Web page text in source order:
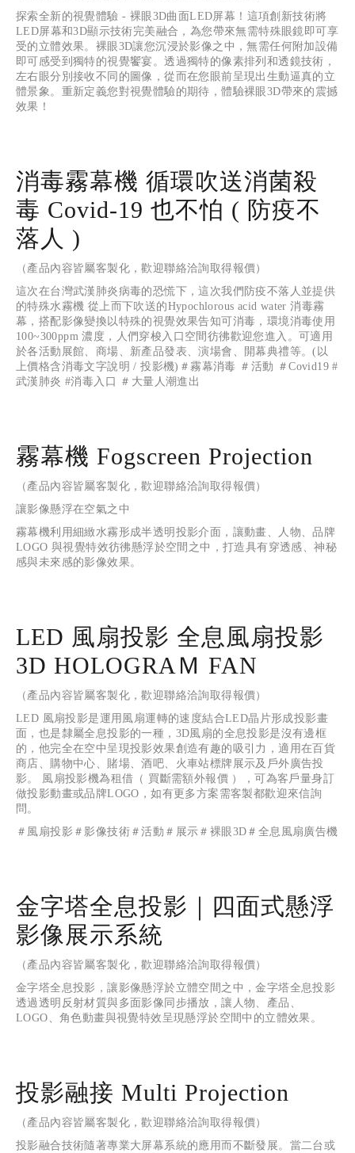
探索全新的視覺體驗 - 裸眼3D曲面LED屏幕！這項創新技術將
LED屏幕和3D顯示技術完美融合，為您帶來無需特殊眼鏡即可享
受的立體效果。裸眼3D讓您沉浸於影像之中，無需任何附加設備
即可感受到獨特的視覺饗宴。透過獨特的像素排列和透鏡技術，
左右眼分別接收不同的圖像，從而在您眼前呈現出生動逼真的立
體景象。重新定義您對視覺體驗的期待，體驗裸眼3D帶來的震撼
效果！
消毒霧幕機 循環吹送消菌殺
毒 Covid-19 也不怕 ( 防疫不
落人 )
（產品內容皆屬客製化，歡迎聯絡洽詢取得報價）
這次在台灣武漢肺炎病毒的恐慌下，這次我們防疫不落人並提供
的特殊水霧機 從上而下吹送的Hypochlorous acid water 消毒霧
幕，搭配影像變換以特殊的視覺效果告知可消毒，環境消毒使用
100~300ppm 濃度，人們穿梭入口空間彷彿歡迎您進入。可適用
於各活動展館、商場、新產品發表、演場會、開幕典禮等。(以
上價格含消毒文字說明 / 投影機)＃霧幕消毒 ＃活動 ＃Covid19 #
武漢肺炎 #消毒入口 ＃大量人潮進出
霧幕機 Fogscreen Projection
（產品內容皆屬客製化，歡迎聯絡洽詢取得報價）
讓影像懸浮在空氣之中
霧幕機利用細緻水霧形成半透明投影介面，讓動畫、人物、品牌
LOGO 與視覺特效彷彿懸浮於空間之中，打造具有穿透感、神秘
感與未來感的影像效果。
LED 風扇投影 全息風扇投影
3D HOLOGRAＭ FAN
（產品內容皆屬客製化，歡迎聯絡洽詢取得報價）
LED 風扇投影是運用風扇運轉的速度結合LED晶片形成投影畫
面，也是隸屬全息投影的一種，3D風扇的全息投影是沒有邊框
的，他完全在空中呈現投影效果創造有趣的吸引力，適用在百貨
商店、購物中心、賭場、酒吧、火車站標牌展示及戶外廣告投
影。 風扇投影機為租借（ 買斷需額外報價 ），可為客戶量身訂
做投影動畫或品牌LOGO，如有更多方案需客製都歡迎來信詢
問。
＃風扇投影＃影像技術＃活動＃展示＃裸眼3D＃全息風扇廣告機
金字塔全息投影｜四面式懸浮
影像展示系統
（產品內容皆屬客製化，歡迎聯絡洽詢取得報價）
金字塔全息投影，讓影像懸浮於立體空間之中，金字塔全息投影
透過透明反射材質與多面影像同步播放，讓人物、產品、
LOGO、角色動畫與視覺特效呈現懸浮於空間中的立體效果。
投影融接 Multi Projection
（產品內容皆屬客製化，歡迎聯絡洽詢取得報價）
投影融合技術隨著專業大屏幕系統的應用而不斷發展。當二台或